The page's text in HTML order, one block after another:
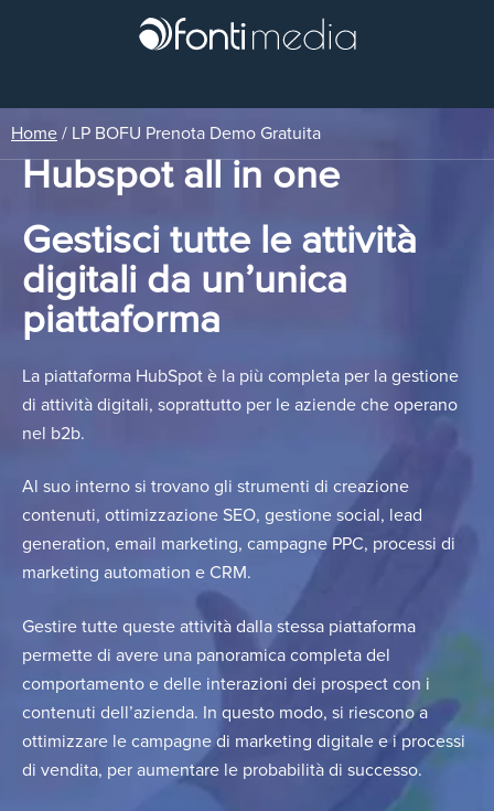
Home / LP BOFU Prenota Demo Gratuita
Hubspot all in one
Gestisci tutte le attività
digitali da un’unica
piattaforma
La piattaforma HubSpot è la più completa per la gestione
di attività digitali, soprattutto per le aziende che operano
nel b2b.
Al suo interno si trovano gli strumenti di creazione
contenuti, ottimizzazione SEO, gestione social, lead
generation, email marketing, campagne PPC, processi di
marketing automation e CRM.
Gestire tutte queste attività dalla stessa piattaforma
permette di avere una panoramica completa del
comportamento e delle interazioni dei prospect con i
contenuti dell’azienda. In questo modo, si riescono a
ottimizzare le campagne di marketing digitale e i processi
di vendita, per aumentare le probabilità di successo.